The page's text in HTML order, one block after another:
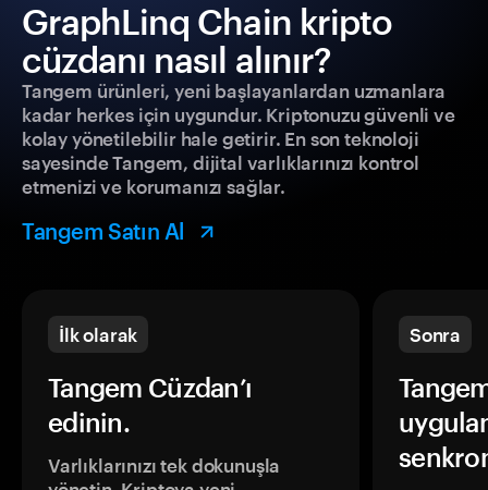
GraphLinq Chain kripto
cüzdanı nasıl alınır?
Tangem ürünleri, yeni başlayanlardan uzmanlara
kadar herkes için uygundur. Kriptonuzu güvenli ve
kolay yönetilebilir hale getirir. En son teknoloji
sayesinde Tangem, dijital varlıklarınızı kontrol
etmenizi ve korumanızı sağlar.
Tangem Satın Al
İlk olarak
Tangem Cüzdan’ı
edinin.
Varlıklarınızı tek dokunuşla
Sonra